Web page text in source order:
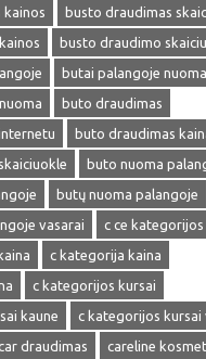
kainos
busto draudimas
busto draudimo
butai palangoje nuoma
buto draudimas
buto draudimas
buto nuoma
butų nuoma palangoje
vasarai
c ce kategorijos
c kategorija kaina
c kategorijos kursai
kaune
c kategorijos kursai
draudimas
careline